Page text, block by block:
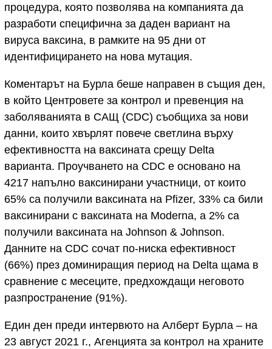
процедура, която позволява на компанията да
разработи специфична за даден вариант на
вируса ваксина, в рамките на 95 дни от
идентифицирането на нова мутация.
Коментарът на Бурла беше направен в същия ден,
в който Центровете за контрол и превенция на
заболяванията в САЩ (CDC) съобщиха за нови
данни, които хвърлят повече светлина върху
ефективността на ваксината срещу Delta
варианта. Проучването на CDC е основано на
4217 напълно ваксинирани участници, от които
65% са получили ваксината на Pfizer, 33% са били
ваксинирани с ваксината на Moderna, а 2% са
получили ваксината на Johnson & Johnson.
Данните на CDC сочат по-ниска ефективност
(66%) през доминиращия период на Delta щама в
сравнение с месеците, предхождащи неговото
разпространение (91%).
Един ден преди интервюто на Алберт Бурла – на
23 август 2021 г., Агенцията за контрол на храните